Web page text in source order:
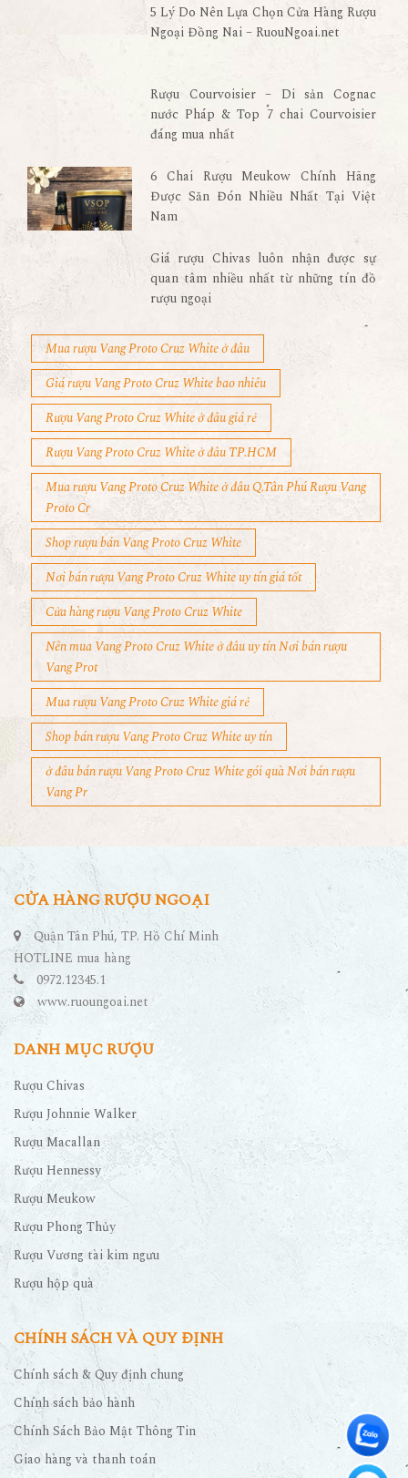
5 Lý Do Nên Lựa Chọn Cửa Hàng Rượu
Ngoại Đồng Nai – RuouNgoai.net
Rượu Courvoisier – Di sản Cognac
nước Pháp & Top 7 chai Courvoisier
đáng mua nhất
6 Chai Rượu Meukow Chính Hãng
Được Săn Đón Nhiều Nhất Tại Việt
Nam
Giá rượu Chivas luôn nhận được sự
quan tâm nhiều nhất từ những tín đồ
rượu ngoại
Mua rượu Vang Proto Cruz White ở đâu
Giá rượu Vang Proto Cruz White bao nhiêu
Rượu Vang Proto Cruz White ở đâu giá rẻ
Rượu Vang Proto Cruz White ở đâu TP.HCM
Mua rượu Vang Proto Cruz White ở đâu Q.Tân Phú Rượu Vang
Proto Cr
Shop rượu bán Vang Proto Cruz White
Nơi bán rượu Vang Proto Cruz White uy tín giá tốt
Cửa hàng rượu Vang Proto Cruz White
Nên mua Vang Proto Cruz White ở đâu uy tín Nơi bán rượu
Vang Prot
Mua rượu Vang Proto Cruz White giá rẻ
Shop bán rượu Vang Proto Cruz White uy tín
ở đâu bán rượu Vang Proto Cruz White gói quà Nơi bán rượu
Vang Pr
CỬA HÀNG RƯỢU NGOẠI
Quận Tân Phú, TP. Hồ Chí Minh
HOTLINE mua hàng
0972.12345.1
www.ruoungoai.net
DANH MỤC RƯỢU
Rượu Chivas
Rượu Johnnie Walker
Rượu Macallan
Rượu Hennessy
Rượu Meukow
Rượu Phong Thủy
Rượu Vương tài kim ngưu
Rượu hộp quà
CHÍNH SÁCH VÀ QUY ĐỊNH
Chính sách & Quy định chung
Chính sách bảo hành
Chính Sách Bảo Mật Thông Tin
Giao hàng và thanh toán